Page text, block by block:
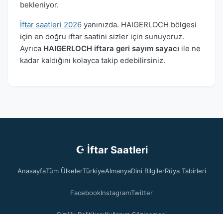
bekleniyor.
İftar saatleri 2026 yanınızda. HAIGERLOCH bölgesi
için en doğru iftar saatini sizler için sunuyoruz.
Ayrıca HAIGERLOCH iftara geri sayım sayacı ile ne
kadar kaldığını kolayca takip edebilirsiniz.
☪ İftar Saatleri
AnasayfaTüm ÜlkelerTürkiyeAlmanyaDini BilgilerRüya Tabirleri
FacebookInstagramTwitter